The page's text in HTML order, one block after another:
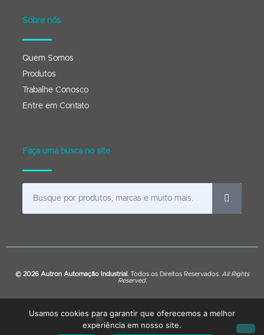
Sobre nós
Quem Somos
Produtos
Trabalhe Conosco
Entre em Contato
Faça uma busca no site
© 2026 Autron Automação Industrial.Todos os Direitos Reservados. All Rights
Reserved.
Usamos cookies para garantir que oferecemos a melhor
experiência em nosso site.